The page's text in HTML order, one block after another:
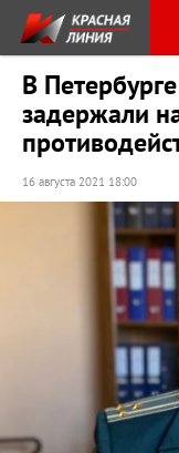
В
задержали
16 августа 2021 18:00